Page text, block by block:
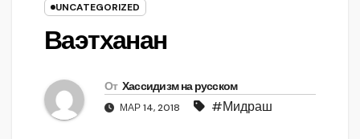
UNCATEGORIZED
Ваэтханан
От Хассидизм на русском
МАР 14, 2018 #Мидраш